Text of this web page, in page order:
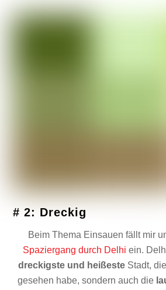
# 2: Dreckig
Beim Thema Einsauen fällt mir
Spaziergang durch Delhi ein.
dreckigste und heißesteStadt,
gesehen habe, sondern auch die